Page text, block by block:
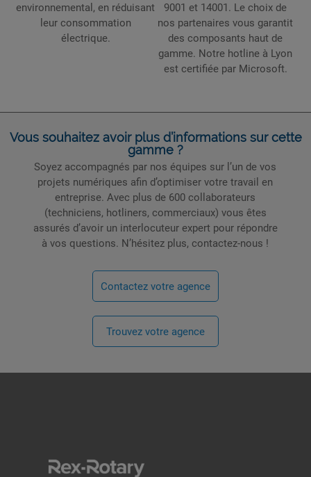
environnemental, en réduisant
leur consommation
électrique.
9001 et 14001. Le choix de
nos partenaires vous garantit
des composants haut de
gamme. Notre hotline à Lyon
est certifiée par Microsoft.
Vous souhaitez avoir plus d’informations sur cette
gamme ?
Soyez accompagnés par nos équipes sur l’un de vos
projets numériques afin d’optimiser votre travail en
entreprise. Avec plus de 600 collaborateurs
(techniciens, hotliners, commerciaux) vous êtes
assurés d’avoir un interlocuteur expert pour répondre
à vos questions. N’hésitez plus, contactez-nous !
Contactez votre agence
Trouvez votre agence